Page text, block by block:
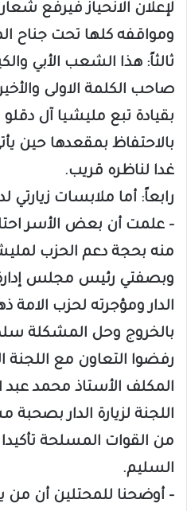
لإعلان الانحياز فيرفع
ومواقفه كلها تحت جناح
ثالثاً: هذا الشعب الأبي
صاحب الكلمة الاولى
بقيادة تبع مليشيا آل
بالاحتفاظ بمقعدها حين
غدا لناظره قريب.
رابعاً: أما ملابسات زيارتي
– علمت أن بعض الأسر
منه بحجة دعم الحزب
وبصفتي رئيس مجلس
الدار ومؤجرته لحزب الامة
بالخروج وحل المشكلة
رفضوا التعاون مع اللجنة
المكلف الأستاذ محمد
اللجنة لزيارة الدار
من القوات المسلحة
السليم.
– ⁠أوضحنا للمحتلين أن من